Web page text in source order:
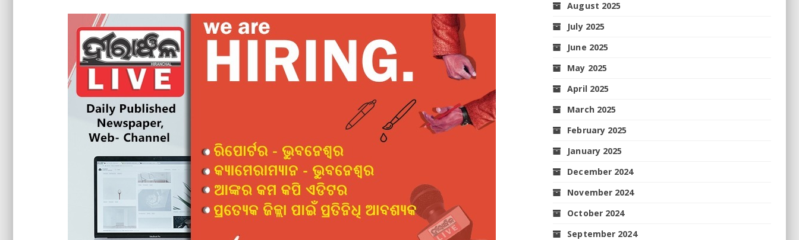
August 2025
July 2025
June 2025
May 2025
April 2025
March 2025
February 2025
January 2025
December 2024
November 2024
October 2024
September 2024